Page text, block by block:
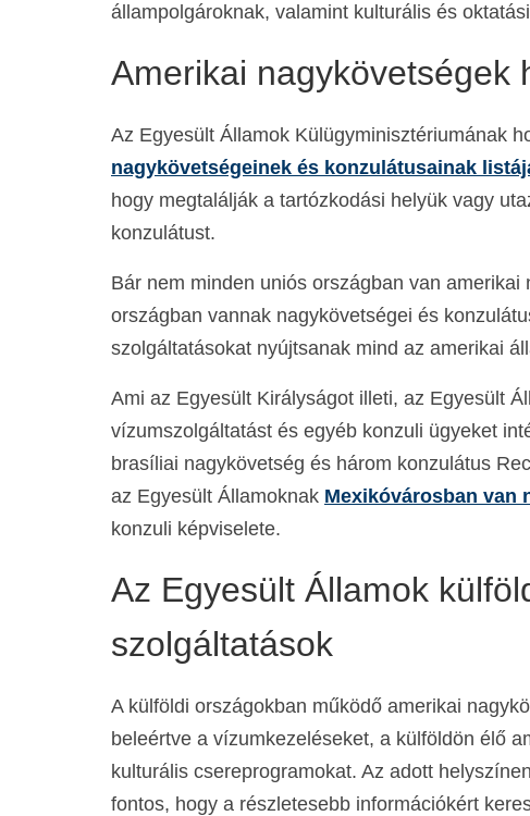
állampolgároknak, valamint kulturális és
Amerikai nagykövetségek
Az Egyesült Államok Külügyminisztériumának
nagykövetségeinek és konzulátusainak
hogy megtalálják a tartózkodási helyük vagy
konzulátust.
Bár nem minden uniós országban van
országban vannak nagykövetségei és
szolgáltatásokat nyújtsanak mind az amerikai
Ami az Egyesült Királyságot illeti, az Egyesült
vízumszolgáltatást és egyéb konzuli ügyeket
brasíliai nagykövetség és három konzulátus
az Egyesült Államoknak Mexikóvárosban van
konzuli képviselete.
Az Egyesült Államok
szolgáltatások
A külföldi országokban működő amerikai
beleértve a vízumkezeléseket, a külföldön élő
kulturális csereprogramokat. Az adott
fontos, hogy a részletesebb információkért